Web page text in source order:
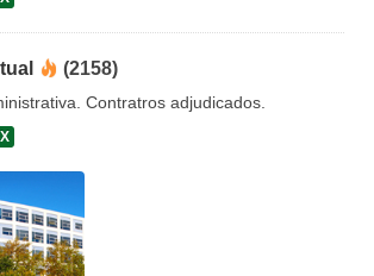
(2158)
Contratros adjudicados.